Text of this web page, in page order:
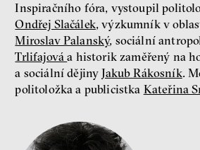
Inspiračního fóra, vystoupil
Ondřej Slačálek, výzkumník v
Miroslav Palanský, sociální
Trlifajováa historik zaměřený na
a sociální dějinyJakub Rákosník.
politoložka a publicistka Kateřina